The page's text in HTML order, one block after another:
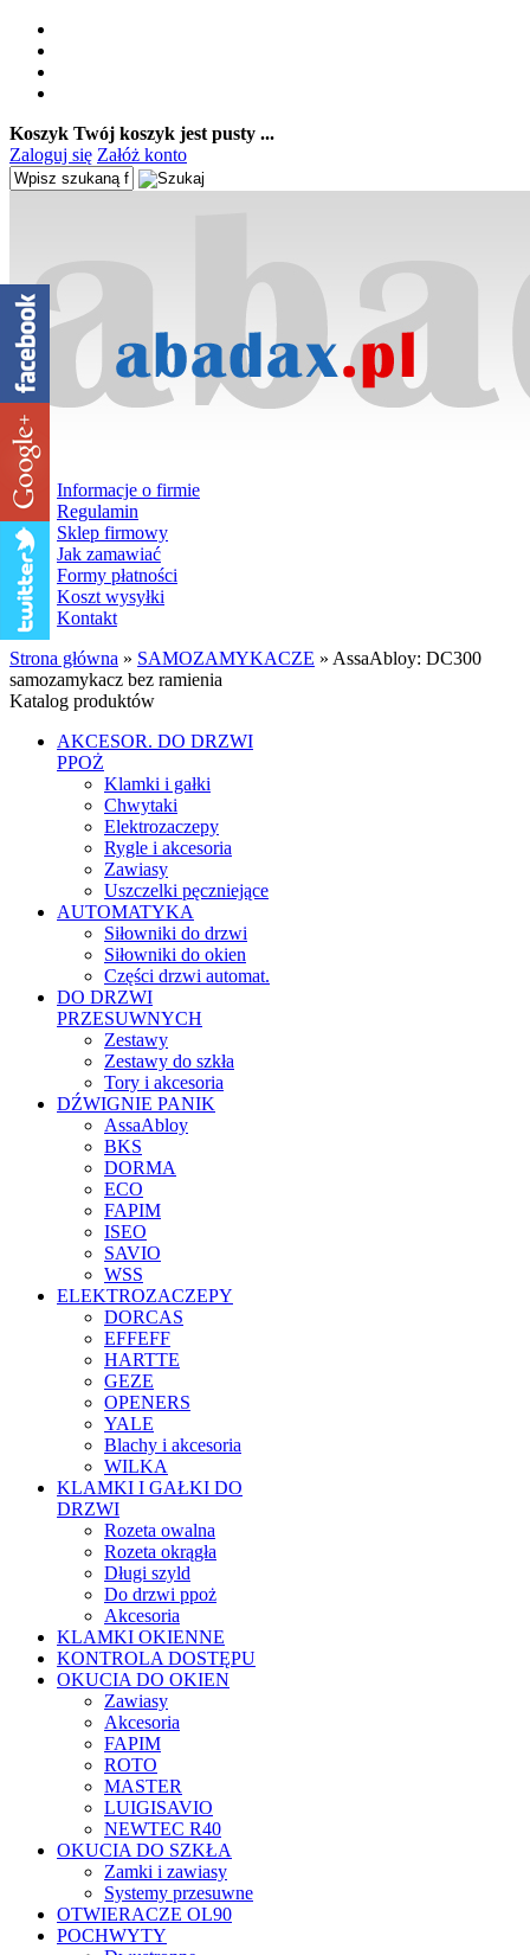
Koszyk Twój koszyk jest pusty ...
Zaloguj się Załóż konto
Informacje o firmie
Regulamin
Sklep firmowy
Jak zamawiać
Formy płatności
Koszt wysyłki
Kontakt
Strona główna » SAMOZAMYKACZE » AssaAbloy: DC300
samozamykacz bez ramienia
Katalog produktów
AKCESOR. DO DRZWI
PPOŻ
Klamki i gałki
Chwytaki
Elektrozaczepy
Rygle i akcesoria
Zawiasy
Uszczelki pęczniejące
AUTOMATYKA
Siłowniki do drzwi
Siłowniki do okien
Części drzwi automat.
DO DRZWI
PRZESUWNYCH
Zestawy
Zestawy do szkła
Tory i akcesoria
DŹWIGNIE PANIK
AssaAbloy
BKS
DORMA
ECO
FAPIM
ISEO
SAVIO
WSS
ELEKTROZACZEPY
DORCAS
EFFEFF
HARTTE
GEZE
OPENERS
YALE
Blachy i akcesoria
WILKA
KLAMKI I GAŁKI DO
DRZWI
Rozeta owalna
Rozeta okrągła
Długi szyld
Do drzwi ppoż
Akcesoria
KLAMKI OKIENNE
KONTROLA DOSTĘPU
OKUCIA DO OKIEN
Zawiasy
Akcesoria
FAPIM
ROTO
MASTER
LUIGISAVIO
NEWTEC R40
OKUCIA DO SZKŁA
Zamki i zawiasy
Systemy przesuwne
OTWIERACZE OL90
POCHWYTY